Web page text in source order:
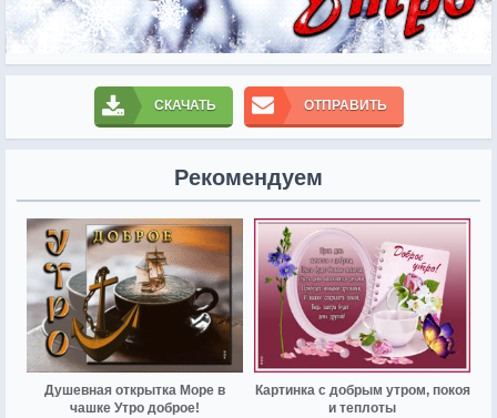
СКАЧАТЬ ОТПРАВИТЬ
Рекомендуем
Душевная открытка Море в
чашке Утро доброе!
Картинка с добрым утром, покоя
и теплоты